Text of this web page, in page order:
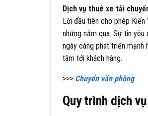
Dịch vụ thuê xe tải
Lời đầu tiên cho phép
những năm qua. Sự tin
ngày càng phát triển mạnh
tâm tới khách hàng.
>>> Chuyển văn phòng
Quy trình dịch